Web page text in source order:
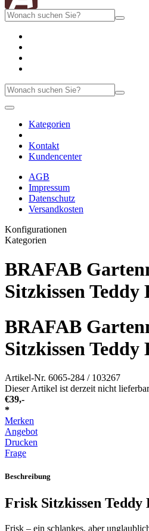
Kategorien
Kontakt
Kundencenter
AGB
Impressum
Datenschutz
Versandkosten
Konfigurationen
Kategorien
BRAFAB
Sitzkissen Teddy
BRAFAB
Sitzkissen Teddy
Artikel-Nr. 6065-284 / 103267
Dieser Artikel ist derzeit nicht lieferbar
€39,-
*
Merken
Angebot
Drucken
Frage
Beschreibung
Frisk Sitzkissen Teddy
Frisk – ein schlankes, aber